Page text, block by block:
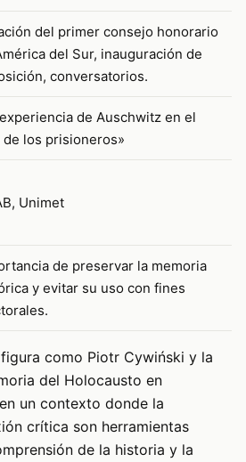
del primer consejo honorario
del Sur, inauguración de
conversatorios.
de Auschwitz en el
los prisioneros»
Unimet
de preservar la memoria
y evitar su uso con fines
como Piotr Cywiński y la
del Holocausto en
un contexto donde la
crítica son herramientas
de la historia y la